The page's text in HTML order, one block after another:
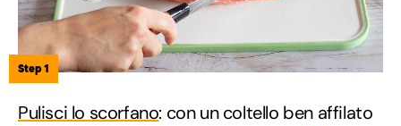
Step 1
Pulisci lo scorfano: con un coltello ben affilato